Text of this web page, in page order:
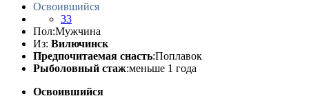
Освоившийся
33
Пол:Мужчина
Из: Вилючинск
Предпочитаемая снасть:Поплавок
Рыболовный стаж:меньше 1 года
Освоившийся